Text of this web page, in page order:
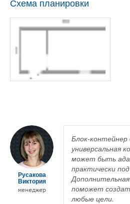
Схема планировки
Русакова
Виктория
менеджер
Блок-
универсальная
может быть
практически
поможет
любые цели.